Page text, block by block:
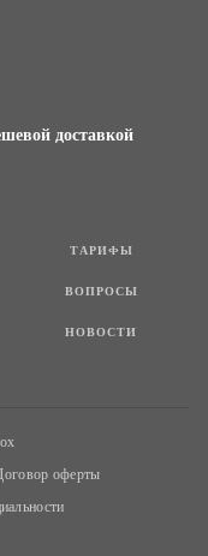
доставкой
ТАРИФЫ
ВОПРОСЫ
НОВОСТИ
оферты